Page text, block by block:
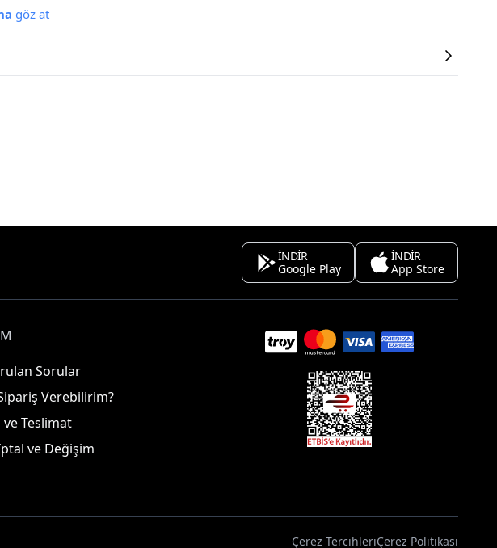
göz at
İNDİR
Google Play
İNDİR
App Store
Sorular
Verebilirim?
ve Teslimat
ve Değişim
Çerez TercihleriÇerez Politikası